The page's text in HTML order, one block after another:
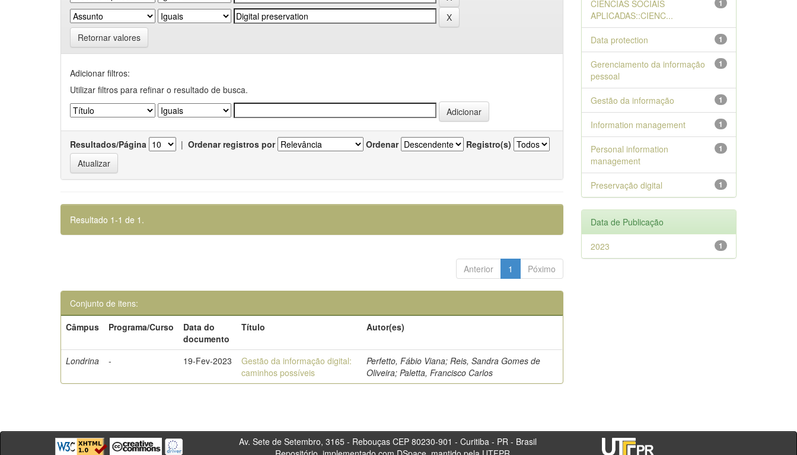
Retornar valores
Adicionar filtros:
Utilizar filtros para refinar o resultado de busca.
Resultados/Página | Ordenar registros por Ordenar Registro(s)
Resultado 1-1 de 1.
Anterior 1 Póximo
Conjunto de itens:
Câmpus
Programa/Curso
Data do
documento
Título Autor(es)
Londrina - 19-Fev-2023
Gestão da informação digital:
caminhos possíveis
Perfetto, Fábio Viana; Reis, Sandra Gomes de
Oliveira; Paletta, Francisco Carlos
1
CIENCIAS SOCIAIS
APLICADAS::CIENC...
1
Data protection
1
Gerenciamento da informação
pessoal
1
Gestão da informação
1
Information management
1
Personal information
management
1
Preservação digital
Data de Publicação
1
2023
Av. Sete de Setembro, 3165 - Rebouças CEP 80230-901 - Curitiba - PR - Brasil